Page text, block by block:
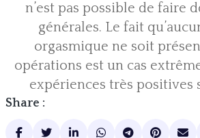
n’est pas possible de faire
générales. Le fait
orgasmique ne soit
opérations est un cas
expériences très positives
Share :